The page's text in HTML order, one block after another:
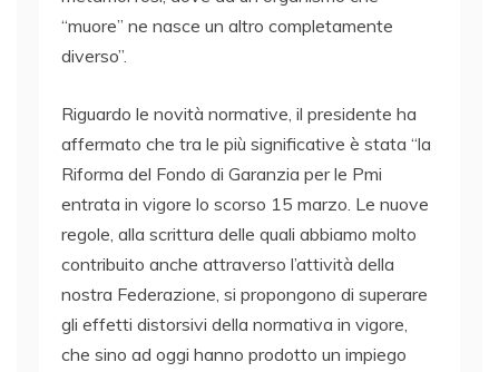
“muore” ne nasce un altro completamente
diverso”.
Riguardo le novità normative, il presidente ha
affermato che tra le più significative è stata “la
Riforma del Fondo di Garanzia per le Pmi
entrata in vigore lo scorso 15 marzo. Le nuove
regole, alla scrittura delle quali abbiamo molto
contribuito anche attraverso l’attività della
nostra Federazione, si propongono di superare
gli effetti distorsivi della normativa in vigore,
che sino ad oggi hanno prodotto un impiego